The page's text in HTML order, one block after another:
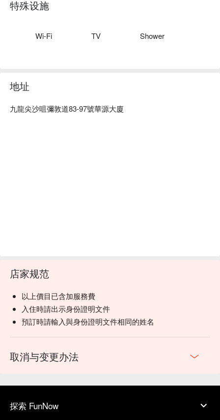
助 check-in/check-out!
Chill house 爆房、Chill house 自助時鐘酒店、Chill house 尖沙
特殊设施
Wi-Fi TV Shower
地址
九龍尖沙咀彌敦道83-97號華源大廈
店家规范
以上價目已含加服務費
入住時請出示身份證明文件
預訂時請輸入與身份證明文件相同的姓名
取消与变更办法
探索 FunNow